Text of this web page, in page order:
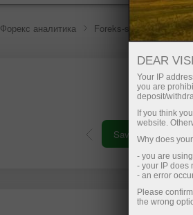
Форекс аналитика Foreks-sharhlar
Savdo hisob-
DEAR
Your IP
you are
deposit/
If you think
website.
Why does
- you are
- your IP does
- an error
Please
the wrong